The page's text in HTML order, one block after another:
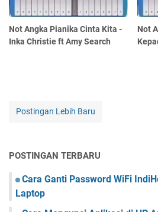
Not Angka Pianika Cinta Kita -
Inka Christie ft Amy Search
Not
Postingan Lebih Baru
POSTINGAN TERBARU
Cara Ganti Password WiFi
Laptop